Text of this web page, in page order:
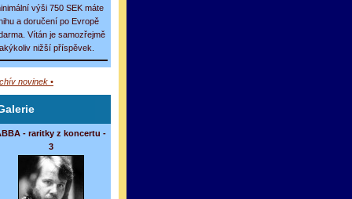
výši 750 SEK máte
a doručení po Evropě
Vítán je samozřejmě
nižší příspěvek.
novinek •
- raritky z koncertu -
3